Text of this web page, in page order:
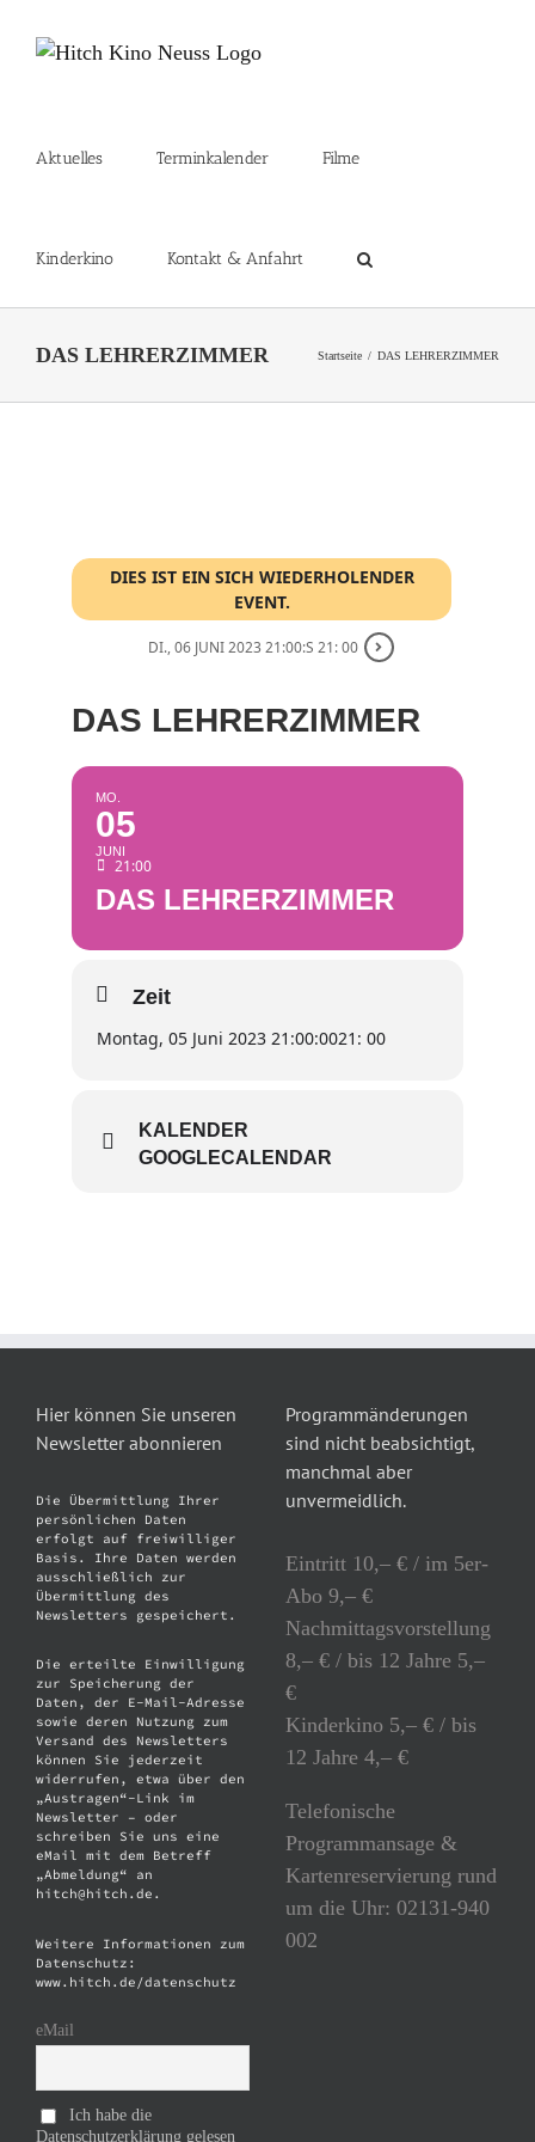
Inhalt
Aktuelles Terminkalender Filme
Kinderkino Kontakt & Anfahrt
DAS LEHRERZIMMER Startseite DAS LEHRERZIMMER
DIES IST EIN SICH WIEDERHOLENDER
EVENT.
DI., 06 JUNI 2023 21:00:S 21: 00
DAS LEHRERZIMMER
MO.
05
JUNI
21:00
DAS LEHRERZIMMER
Zeit
Montag, 05 Juni 2023 21:00:0021: 00
KALENDER
GOOGLECALENDAR
Hier können Sie unseren
Newsletter abonnieren
Die Übermittlung Ihrer
persönlichen Daten
erfolgt auf freiwilliger
Basis. Ihre Daten werden
ausschließlich zur
Übermittlung des
Newsletters gespeichert.
Die erteilte Einwilligung
zur Speicherung der
Daten, der E-Mail-Adresse
sowie deren Nutzung zum
Versand des Newsletters
können Sie jederzeit
widerrufen, etwa über den
„Austragen“-Link im
Newsletter – oder
schreiben Sie uns eine
eMail mit dem Betreff
„Abmeldung“ an
hitch@hitch.de.
Weitere Informationen zum
Datenschutz:
www.hitch.de/datenschutz
eMail
Ich habe die
Datenschutzerklärung gelesen
Programmänderungen
sind nicht beabsichtigt,
manchmal aber
unvermeidlich.
Eintritt 10,– € / im 5er-
Abo 9,– €
Nachmittagsvorstellung
8,– € / bis 12 Jahre 5,–
€
Kinderkino 5,– € / bis
12 Jahre 4,– €
Telefonische
Programmansage &
Kartenreservierung rund
um die Uhr: 02131-940
002